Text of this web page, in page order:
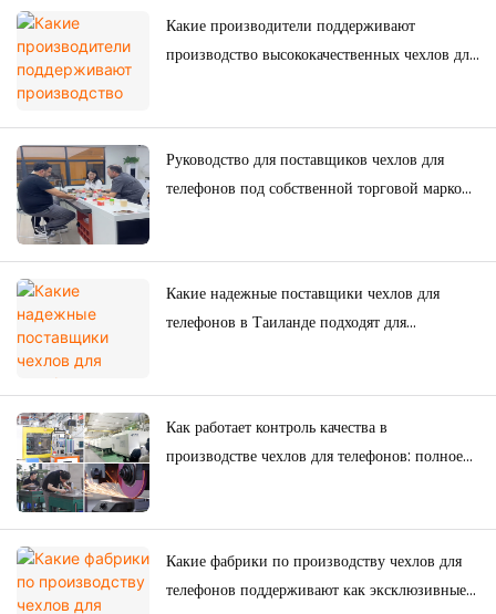
Какие производители поддерживают
производство высококачественных чехлов для
Руководство для поставщиков чехлов для
телефонов под собственной торговой маркой:
Какие надежные поставщики чехлов для
телефонов в Таиланде подходят для
Как работает контроль качества в
производстве чехлов для телефонов: полное
Какие фабрики по производству чехлов для
телефонов поддерживают как эксклюзивные